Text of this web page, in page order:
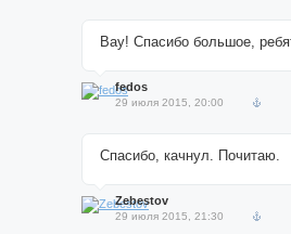
Вау! Спасибо большое,
fedos
29 июля 2015, 20:00
Спасибо, качнул. Почитаю.
Zebestov
29 июля 2015, 21:30